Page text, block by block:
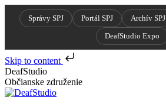
Správy SPJ Portál SPJ Archív SPJ
DeafStudio Expo
Skip to content
Skip
to
content
DeafStudio
Občianske združenie